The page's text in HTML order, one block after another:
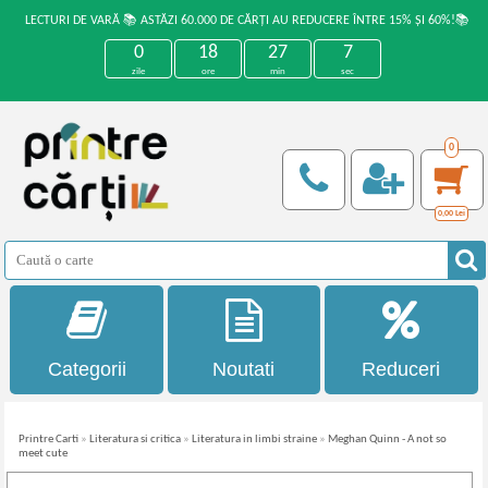
LECTURI DE VARĂ 📚 ASTĂZI 60.000 DE CĂRȚI AU REDUCERE ÎNTRE 15% ȘI 60%!📚
0
zile
18
ore
27
min
7
sec
0
0,00 Lei
Categorii Noutati Reduceri
Printre Carti » Literatura si critica » Literatura in limbi straine » Meghan Quinn - A not so
meet cute